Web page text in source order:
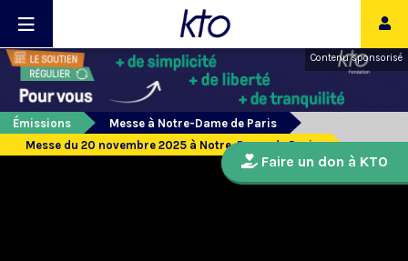
Contenu sponsorisé
Émissions
Messe à Notre-Dame de Paris
Messe du 20 novembre 2025 à Notre-Dame de Paris
Faire un don à KTO